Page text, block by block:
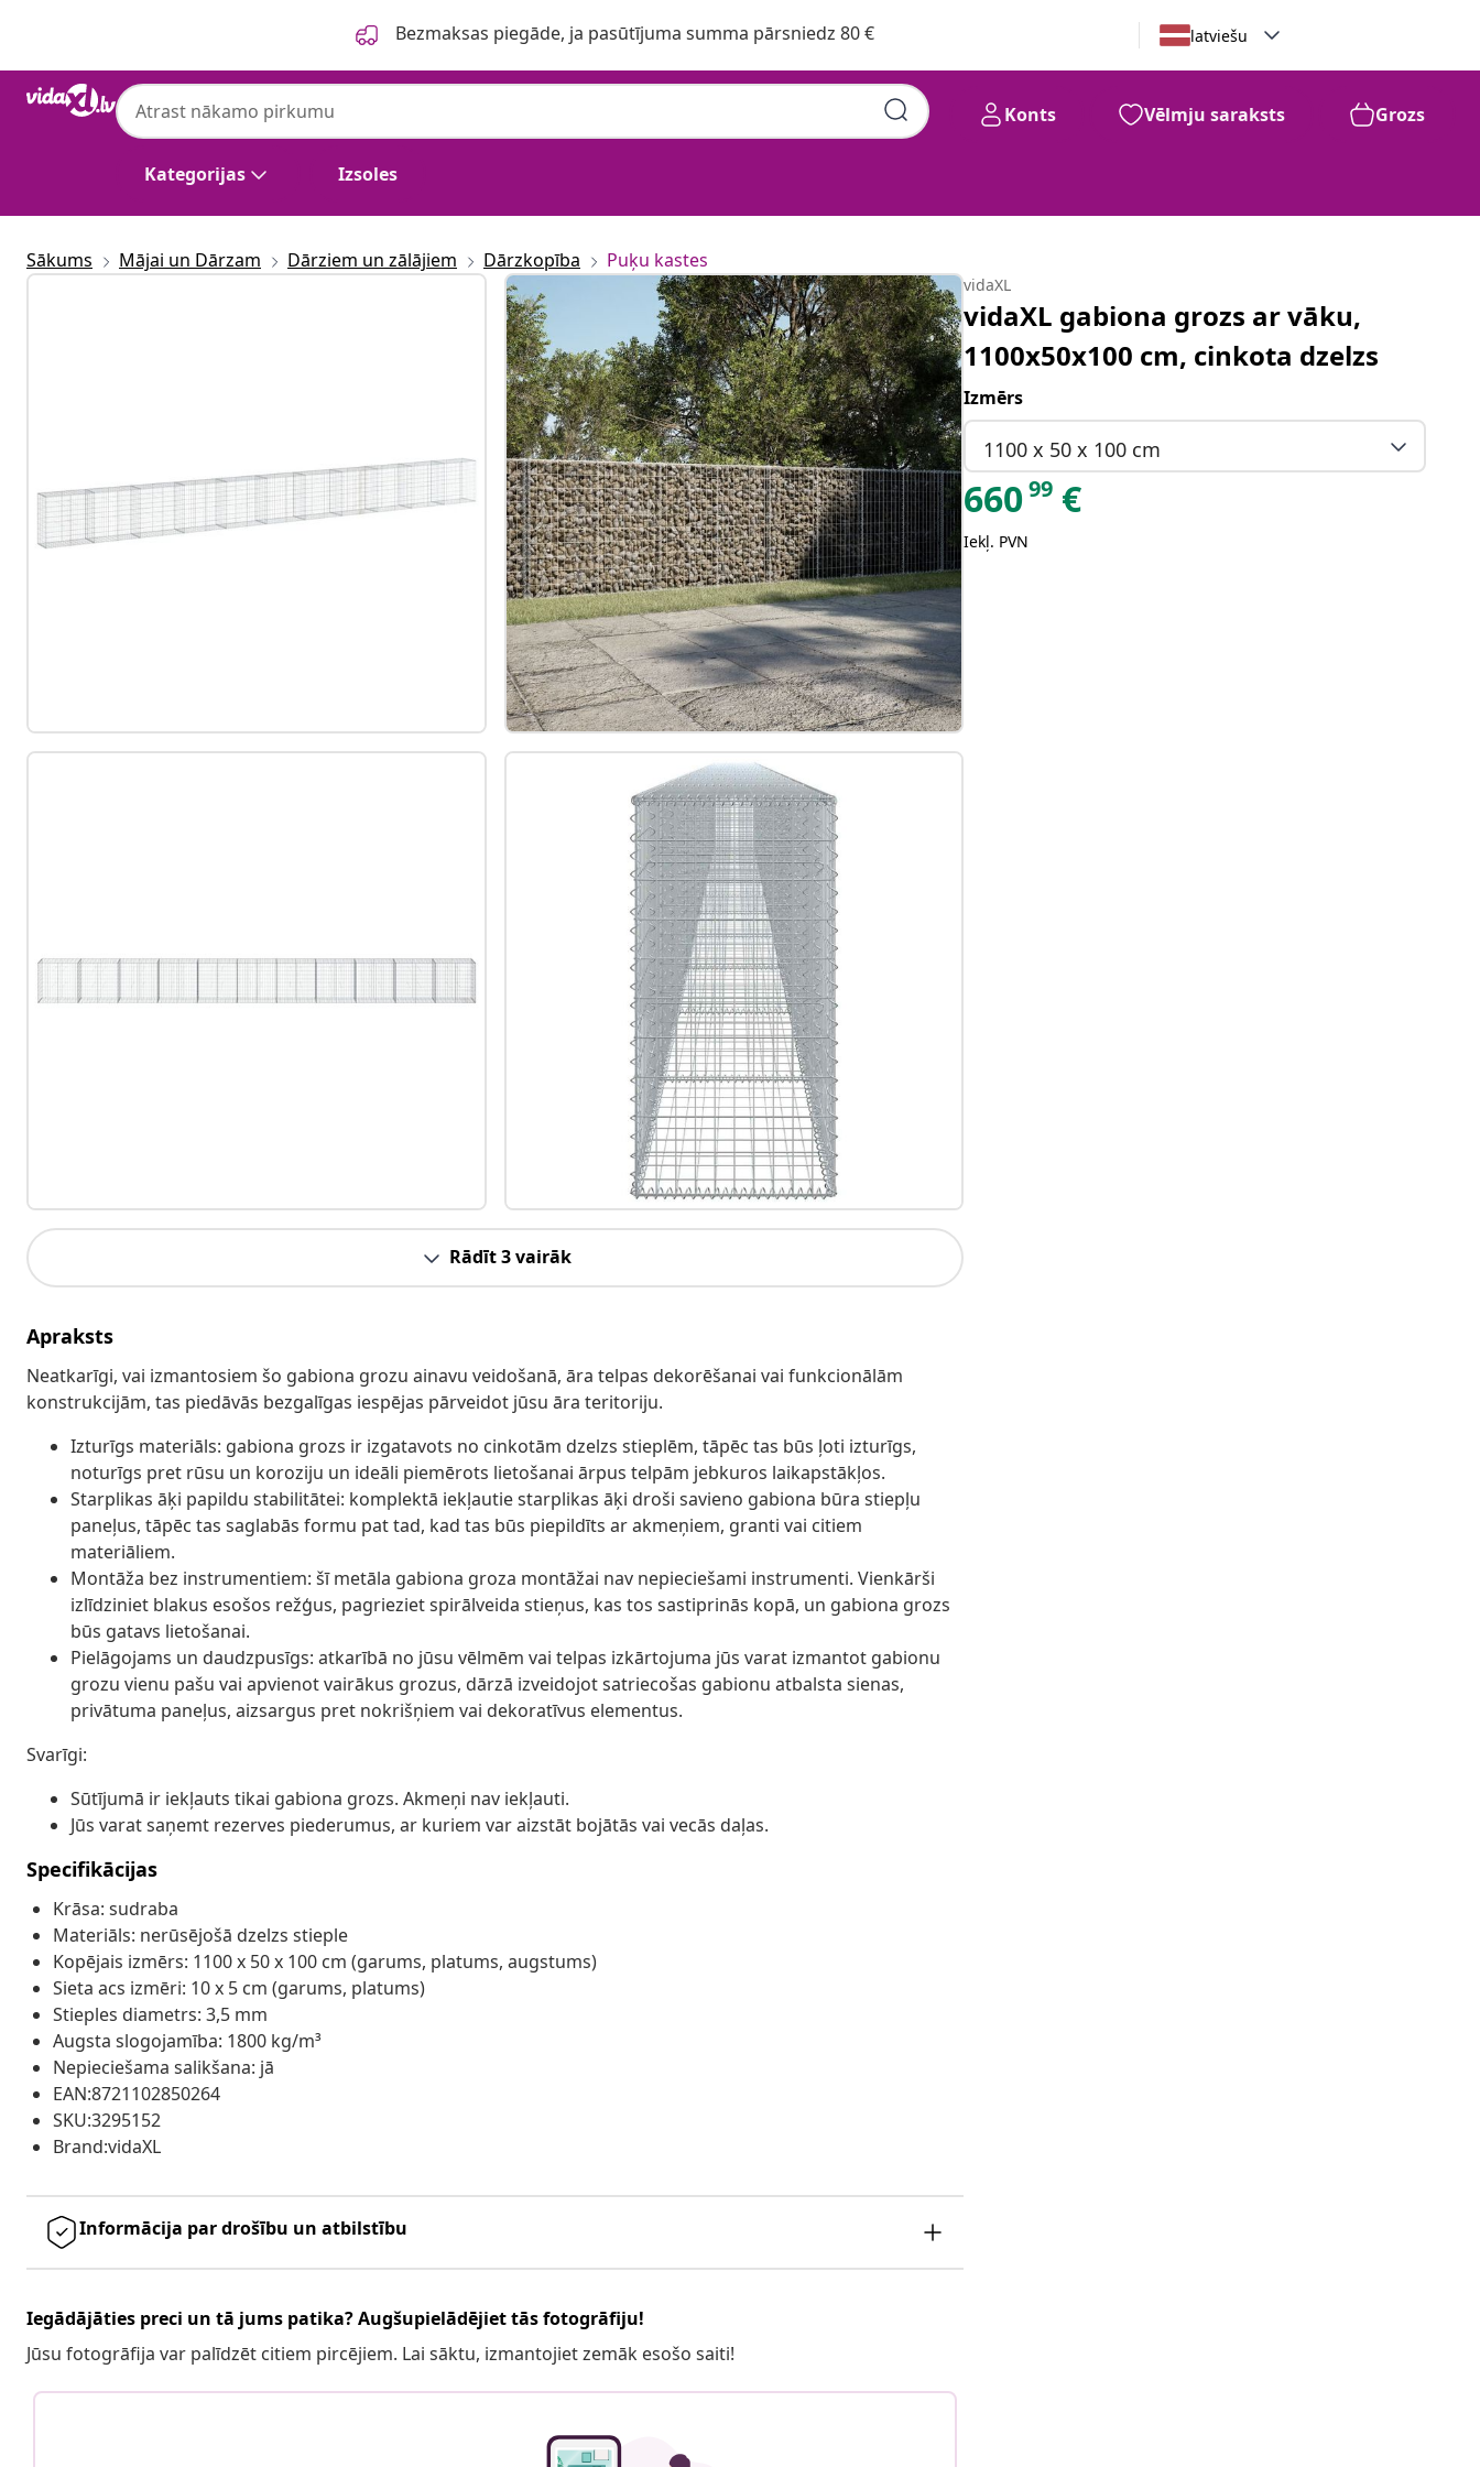
Bezmaksas piegāde, ja pasūtījuma summa pārsniedz 80 € latviešu
Kategorijas Izsoles
Konts Vēlmju saraksts Grozs
Sākums Mājai un Dārzam Dārziem un zālājiem Dārzkopība Puķu kastes
Rādīt 3 vairāk
Apraksts
Neatkarīgi, vai izmantosiem šo gabiona grozu ainavu veidošanā, āra telpas dekorēšanai vai funkcionālām
konstrukcijām, tas piedāvās bezgalīgas iespējas pārveidot jūsu āra teritoriju.
Izturīgs materiāls: gabiona grozs ir izgatavots no cinkotām dzelzs stieplēm, tāpēc tas būs ļoti izturīgs,
noturīgs pret rūsu un koroziju un ideāli piemērots lietošanai ārpus telpām jebkuros laikapstākļos.
Starplikas āķi papildu stabilitātei: komplektā iekļautie starplikas āķi droši savieno gabiona būra stiepļu
paneļus, tāpēc tas saglabās formu pat tad, kad tas būs piepildīts ar akmeņiem, granti vai citiem
materiāliem.
Montāža bez instrumentiem: šī metāla gabiona groza montāžai nav nepieciešami instrumenti. Vienkārši
izlīdziniet blakus esošos režģus, pagrieziet spirālveida stieņus, kas tos sastiprinās kopā, un gabiona grozs
būs gatavs lietošanai.
Pielāgojams un daudzpusīgs: atkarībā no jūsu vēlmēm vai telpas izkārtojuma jūs varat izmantot gabionu
grozu vienu pašu vai apvienot vairākus grozus, dārzā izveidojot satriecošas gabionu atbalsta sienas,
privātuma paneļus, aizsargus pret nokrišņiem vai dekoratīvus elementus.
Svarīgi:
Sūtījumā ir iekļauts tikai gabiona grozs. Akmeņi nav iekļauti.
Jūs varat saņemt rezerves piederumus, ar kuriem var aizstāt bojātās vai vecās daļas.
Specifikācijas
Krāsa: sudraba
Materiāls: nerūsējošā dzelzs stieple
Kopējais izmērs: 1100 x 50 x 100 cm (garums, platums, augstums)
Sieta acs izmēri: 10 x 5 cm (garums, platums)
Stieples diametrs: 3,5 mm
Augsta slogojamība: 1800 kg/m³
Nepieciešama salikšana: jā
EAN:8721102850264
SKU:3295152
Brand:vidaXL
Informācija par drošību un atbilstību
Iegādājāties preci un tā jums patika? Augšupielādējiet tās fotogrāfiju!
Jūsu fotogrāfija var palīdzēt citiem pircējiem. Lai sāktu, izmantojiet zemāk esošo saiti!
vidaXL
vidaXL gabiona grozs ar vāku,
1100x50x100 cm, cinkota dzelzs
Izmērs
1100 x 50 x 100 cm
66099 €
Iekļ. PVN